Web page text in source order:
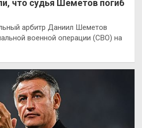
что судья Шеметов погиб
арбитр Даниил Шеметов
военной операции (СВО) на